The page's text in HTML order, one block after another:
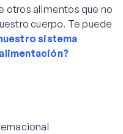
otros alimentos que no
cuerpo. Te puede
sistema